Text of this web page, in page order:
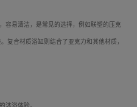
容易清洁，是常见的选择，例如联塑的压克
合材质浴缸则结合了亚克力和其他材质，
浴体验。